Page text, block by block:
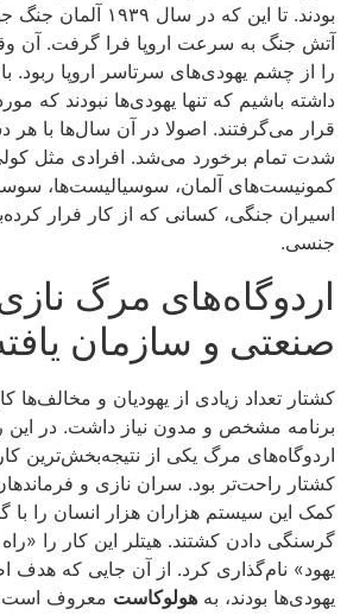
بودند. تا این که در
آتش جنگ به سرعت اروپا فرا گرفت. آن
را از چشم یهودی‌های سرتاسر اروپا ربود.
داشته باشیم که تنها یهودی‌ها نبودند که
قرار می‌گرفتند. اصولا در آن سال‌ها با هر
شدت تمام برخورد می‌شد. افرادی مثل
کمونیست‌های آلمان، سوسیالیست‌ها،
اسیران جنگی، کسانی که از کار فرار
جنسی.
اردوگاه‌های مرگ
صنعتی و سازمان
کشتار تعداد زیادی از یهودیان و مخالف‌ها
برنامه مشخص و مدون نیاز داشت. در این
اردوگاه‌های مرگ یکی از نتیجه‌بخش‌ترین
کشتار راحت‌تر بود. سران نازی و
کمک این سیستم هزاران هزار انسان را با
گرسنگی دادن کشتند. هیتلر این کار را
یهود» نام‌گذاری کرد. از آن جایی که هدف
یهودی‌ها بودند، به هولوکاست معروف